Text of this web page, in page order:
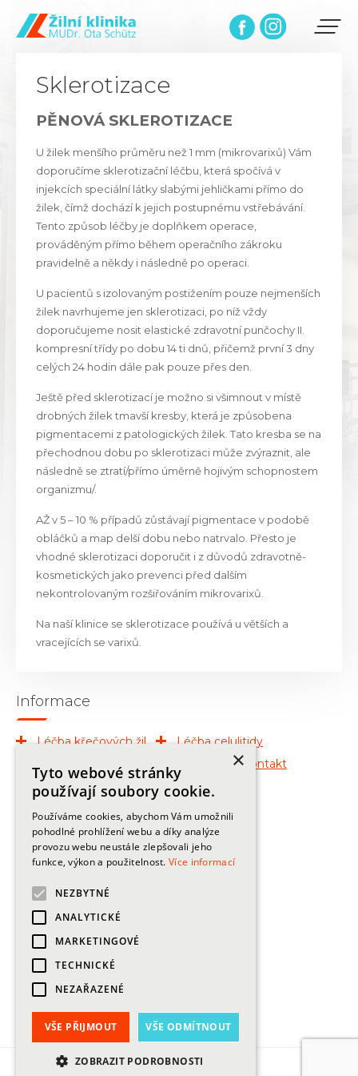
Sklerotizace
PĚNOVÁ SKLEROTIZACE
U žilek menšího průměru než 1 mm (mikrovarixů) Vám
doporučíme sklerotizační léčbu, která spočívá v
injekcích speciální látky slabými jehličkami přímo do
žilek, čímž dochází k jejich postupnému vstřebávání.
Tento způsob léčby je doplňkem operace,
prováděným přímo během operačního zákroku
pravidelně a někdy i následně po operaci.
U pacientů s izolovaným postižením pouze nejmenších
žilek navrhujeme jen sklerotizaci, po níž vždy
doporučujeme nosit elastické zdravotní punčochy II.
kompresní třídy po dobu 14 ti dnů, přičemž první 3 dny
celých 24 hodin dále pak pouze přes den.
Ještě před sklerotizací je možno si všimnout v místě
drobných žilek tmavší kresby, která je způsobena
pigmentacemi z patologických žilek. Tato kresba se na
přechodnou dobu po sklerotizaci může zvýraznit, ale
následně se ztratí/přímo úměrně hojivým schopnostem
organizmu/.
AŽ v 5 – 10 % případů zůstávají pigmentace v podobě
obláčků a map delší dobu nebo natrvalo. Přesto je
vhodné sklerotizaci doporučit i z důvodů zdravotně-
kosmetických jako prevenci před dalším
nekontrolovaným rozšiřováním mikrovarixů.
Na naší klinice se sklerotizace používá u větších a
vracejících se varixů.
Informace
Léčba křečových žil
Léčba celulitidy
Léčba znamének
O klinice
Kontakt
Publikace
Kontakty
+420225 444 120, 725 550 500
Adresa
Praha 2, Lublaňská 24/ 673, 120 00
×
Tyto webové stránky
používají soubory cookie.
Používáme cookies, abychom Vám umožnili
pohodlné prohlížení webu a díky analýze
provozu webu neustále zlepšovali jeho
funkce, výkon a použitelnost.Více informací
NEZBYTNÉ
ANALYTICKÉ
MARKETINGOVÉ
TECHNICKÉ
NEZAŘAZENÉ
VŠE PŘIJMOUT VŠE ODMÍTNOUT
ZOBRAZIT PODROBNOSTI